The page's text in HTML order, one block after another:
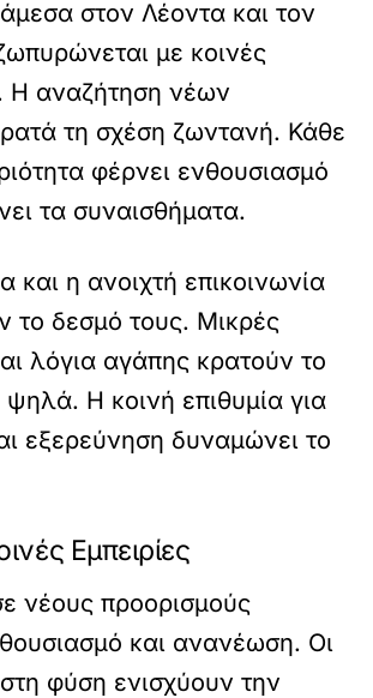
στον Λέοντα και τον
με κοινές
Η αναζήτηση νέων
τη σχέση ζωντανή. Κάθε
φέρνει ενθουσιασμό
τα συναισθήματα.
και η ανοιχτή επικοινωνία
το δεσμό τους. Μικρές
λόγια αγάπης κρατούν το
Η κοινή επιθυμία για
εξερεύνηση δυναμώνει το
Εμπειρίες
νέους προορισμούς
και ανανέωση. Οι
φύση ενισχύουν την